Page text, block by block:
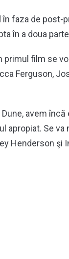
în faza de
în a doua
primul film se
Ferguson,
avem
apropiat. Se
Henderson şi